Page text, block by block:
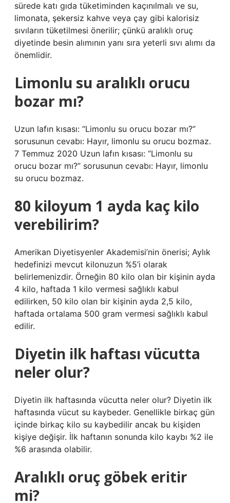
sürede katı gıda tüketiminden kaçınılmalı ve su,
limonata, şekersiz kahve veya çay gibi kalorisiz
sıvıların tüketilmesi önerilir; çünkü aralıklı oruç
diyetinde besin alımının yanı sıra yeterli sıvı alımı da
önemlidir.
Limonlu su aralıklı orucu
bozar mı?
Uzun lafın kısası: “Limonlu su orucu bozar mı?”
sorusunun cevabı: Hayır, limonlu su orucu bozmaz.
7 Temmuz 2020 Uzun lafın kısası: “Limonlu su
orucu bozar mı?” sorusunun cevabı: Hayır, limonlu
su orucu bozmaz.
80 kiloyum 1 ayda kaç kilo
verebilirim?
Amerikan Diyetisyenler Akademisi’nin önerisi; Aylık
hedefinizi mevcut kilonuzun %5’i olarak
belirlemenizdir. Örneğin 80 kilo olan bir kişinin ayda
4 kilo, haftada 1 kilo vermesi sağlıklı kabul
edilirken, 50 kilo olan bir kişinin ayda 2,5 kilo,
haftada ortalama 500 gram vermesi sağlıklı kabul
edilir.
Diyetin ilk haftası vücutta
neler olur?
Diyetin ilk haftasında vücutta neler olur? Diyetin ilk
haftasında vücut su kaybeder. Genellikle birkaç gün
içinde birkaç kilo su kaybedilir ancak bu kişiden
kişiye değişir. İlk haftanın sonunda kilo kaybı %2 ile
%6 arasında olabilir.
Aralıklı oruç göbek eritir
mi?